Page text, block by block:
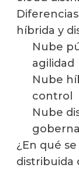
híbrida y
Nube
agilidad
Nube
control
Nube
¿En qué
distribuida